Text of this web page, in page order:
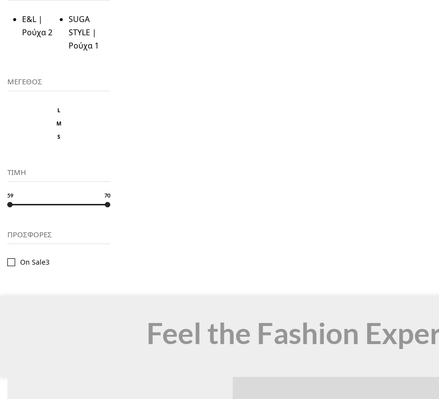
E&L |
Ρούχα2
SUGA
STYLE |
Ρούχα 1
ΜΕΓΕΘΟΣ
L
M
S
ΤΙΜΗ
59 70
ΠΡΟΣΦΟΡΕΣ
On Sale3
Feel the Fashion